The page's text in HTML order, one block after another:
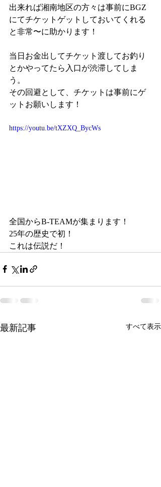
出来れば湘南地区の方々は事前にBGZ
にてチケットゲットしておいてくれる
と非常〜に助かります！
当日お金出してチケット渡してお釣り
とかやってたら入口が渋滞してしま
う。
その回避として、チケットは事前にゲ
ットお願いします！
https://youtu.be/tXZXQ_BycWs
全国からB-TEAMが集まります！
25年の歴史で初！
これは伝説だ！
最新記事 すべて表示